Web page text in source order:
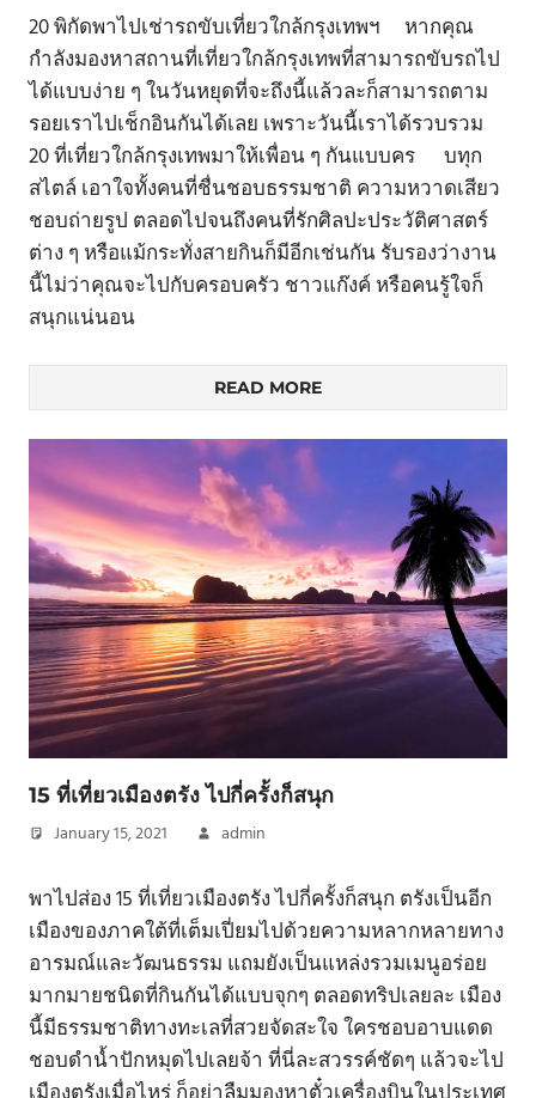
20 พิกัดพาไปเช่ารถขับเที่ยวใกล้กรุงเทพฯ หากคุณ
กำลังมองหาสถานที่เที่ยวใกล้กรุงเทพที่สามารถขับรถไป
ได้แบบง่าย ๆ ในวันหยุดที่จะถึงนี้แล้วละก็สามารถตาม
รอยเราไปเช็กอินกันได้เลย เพราะวันนี้เราได้รวบรวม
20 ที่เที่ยวใกล้กรุงเทพมาให้เพื่อน ๆ กันแบบคร บทุก
สไตล์ เอาใจทั้งคนที่ชื่นชอบธรรมชาติ ความหวาดเสียว
ชอบถ่ายรูป ตลอดไปจนถึงคนที่รักศิลปะประวัติศาสตร์
ต่าง ๆ หรือแม้กระทั่งสายกินก็มีอีกเช่นกัน รับรองว่างาน
นี้ไม่ว่าคุณจะไปกับครอบครัว ชาวแก๊งค์ หรือคนรู้ใจก็
สนุกแน่นอน
READ MORE
15 ที่เที่ยวเมืองตรัง ไปกี่ครั้งก็สนุก
January 15, 2021 admin
พาไปส่อง 15 ที่เที่ยวเมืองตรัง ไปกี่ครั้งก็สนุก ตรังเป็นอีก
เมืองของภาคใต้ที่เต็มเปี่ยมไปด้วยความหลากหลายทาง
อารมณ์และวัฒนธรรม แถมยังเป็นแหล่งรวมเมนูอร่อย
มากมายชนิดที่กินกันได้แบบจุกๆ ตลอดทริปเลยละ เมือง
นี้มีธรรมชาติทางทะเลที่สวยจัดสะใจ ใครชอบอาบแดด
ชอบดำน้ำปักหมุดไปเลยจ้า ที่นี่ละสวรรค์ชัดๆ แล้วจะไป